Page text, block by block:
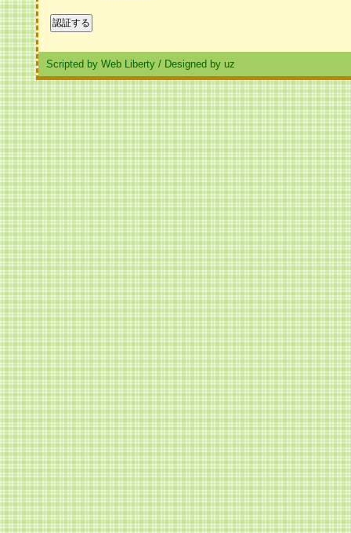
Scripted by Web Liberty / Designed by uz